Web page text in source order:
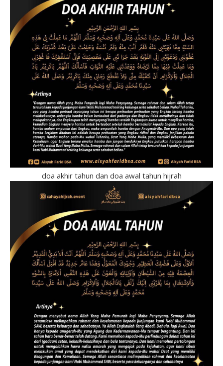
doa akhir tahun dan doa awal tahun hijrah